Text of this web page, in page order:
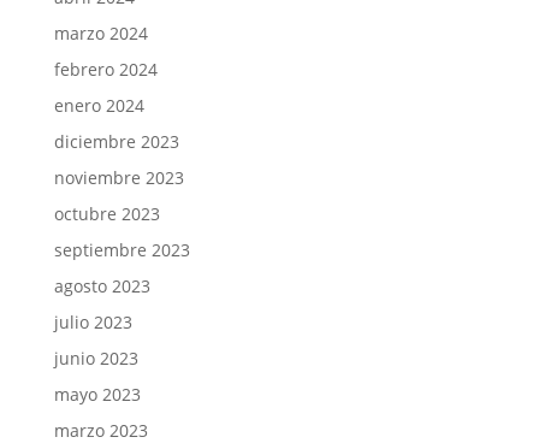
marzo 2024
febrero 2024
enero 2024
diciembre 2023
noviembre 2023
octubre 2023
septiembre 2023
agosto 2023
julio 2023
junio 2023
mayo 2023
marzo 2023